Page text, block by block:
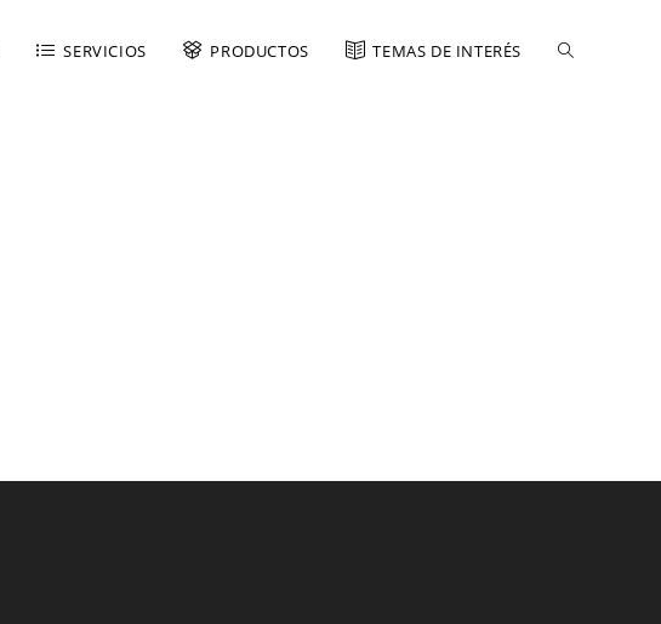
SERVICIOS PRODUCTOS TEMAS DE INTERÉS